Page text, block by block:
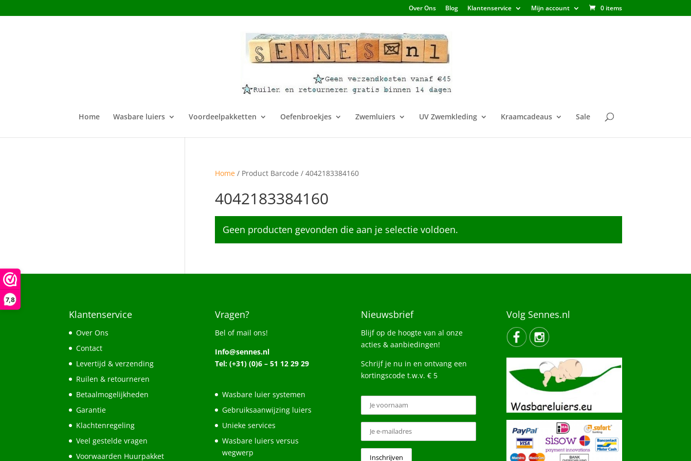
7,8
Over Ons Blog Klantenservice Mijn account 0 items
Home Wasbare luiers Voordeelpakketten Oefenbroekjes Zwemluiers UV Zwemkleding Kraamcadeaus Sale
Home/ Product Barcode / 4042183384160
4042183384160
Geen producten gevonden die aan je selectie voldoen.
Klantenservice
Over Ons
Contact
Levertijd & verzending
Ruilen & retourneren
Betaalmogelijkheden
Garantie
Klachtenregeling
Veel gestelde vragen
Voorwaarden Huurpakket
Vragen?
Bel of mail ons!
Info@sennes.nl
Tel: (+31) (0)6 – 51 12 29 29
Wasbare luier systemen
Gebruiksaanwijzing luiers
Unieke services
Wasbare luiers versus
wegwerp
Nieuwsbrief
Blijf op de hoogte van al onze
acties & aanbiedingen!
Schrijf je nu in en ontvang een
kortingscode t.w.v. € 5
Volg Sennes.nl